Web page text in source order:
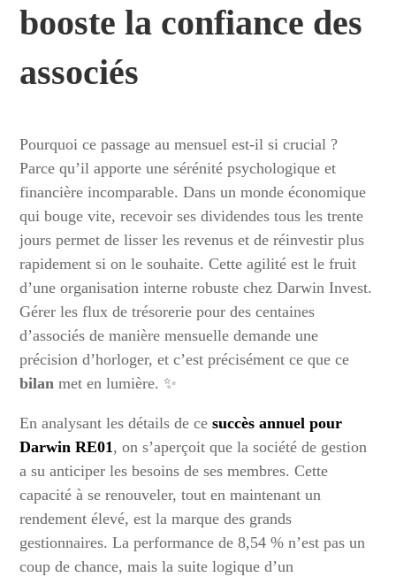
booste la confiance des
associés
Pourquoi ce passage au mensuel est-il si crucial ?
Parce qu’il apporte une sérénité psychologique et
financière incomparable. Dans un monde économique
qui bouge vite, recevoir ses dividendes tous les trente
jours permet de lisser les revenus et de réinvestir plus
rapidement si on le souhaite. Cette agilité est le fruit
d’une organisation interne robuste chez Darwin Invest.
Gérer les flux de trésorerie pour des centaines
d’associés de manière mensuelle demande une
précision d’horloger, et c’est précisément ce que ce
bilan met en lumière. ✨
En analysant les détails de cesuccès annuel pour
Darwin RE01 , on s’aperçoit que la société de gestion
a su anticiper les besoins de ses membres. Cette
capacité à se renouveler, tout en maintenant un
rendement élevé, est la marque des grands
gestionnaires. La performance de 8,54 % n’est pas un
coup de chance, mais la suite logique d’un